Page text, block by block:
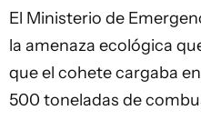
El Ministerio de
la amenaza ecológica
que el cohete cargaba
500 toneladas de